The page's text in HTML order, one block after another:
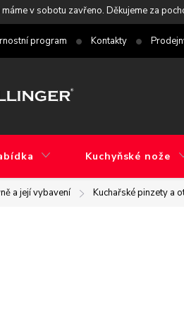
v sobotu zavřeno. Děkujeme za
program Kontakty
Kuchyňské nože
a její vybavení Kuchařské pinzety a